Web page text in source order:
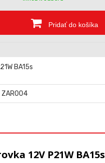
Pridať do košíka
BA15s
ZAR004
12V P21W BA15s